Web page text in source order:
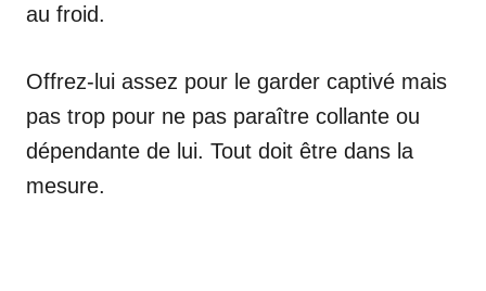
au froid.
Offrez-lui assez pour le garder captivé mais
pas trop pour ne pas paraître collante ou
dépendante de lui. Tout doit être dans la
mesure.